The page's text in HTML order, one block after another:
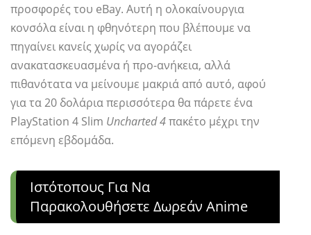
προσφορές του eBay. Αυτή η ολοκαίνουργια
κονσόλα είναι η φθηνότερη που βλέπουμε να
πηγαίνει κανείς χωρίς να αγοράζει
ανακατασκευασμένα ή προ-ανήκεια, αλλά
πιθανότατα να μείνουμε μακριά από αυτό, αφού
για τα 20 δολάρια περισσότερα θα πάρετε ένα
PlayStation 4 Slim Uncharted 4πακέτο μέχρι την
επόμενη εβδομάδα.
Ιστότοπους Για Να
Παρακολουθήσετε Δωρεάν Anime